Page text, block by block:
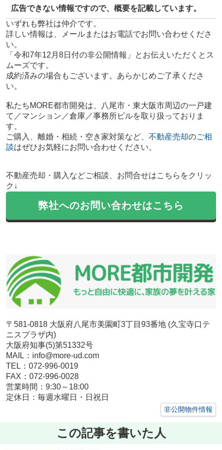
広告できない情報ですので、概要を記載しています。
いずれも弊社は仲介です。
詳しい情報は、メールまたはお電話でお問い合わせくださ
い。
「令和7年12月8日付の非公開情報」とお伝えいただくとス
ムーズです。
成約済みの場合もございます。あらかじめご了承くださ
い。
私たちMORE都市開発は、八尾市・東大阪市周辺の一戸建
て／マンション／倉庫／事務所ビルを取り扱っておりま
す。
ご購入、離婚・相続・空き家対策など、 不動産売却のご相
談はぜひお気軽にお問い合わせください。
不動産売却・購入などご相談、お問合せはこちらをクリッ
ク↓
弊社へのお問い合わせはこちら
〒581-0818 大阪府八尾市美園町3丁目93番地 (久宝寺口テ
ニスプラザ内)
大阪府知事(5)第51332号
MAIL：info@more-ud.com
TEL：072-996-0019
FAX：072-996-0028
営業時間：9:30～18:00
定休日：毎週水曜日・日祝日
非公開物件情報
この記事を書いた人